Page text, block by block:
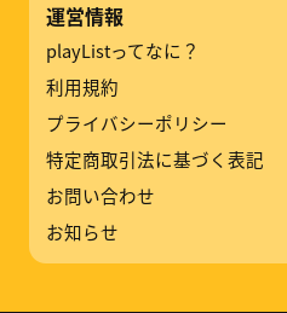
運営情報
playListってなに？
利用規約
プライバシーポリシー
特定商取引法に基づく表記
お問い合わせ
お知らせ